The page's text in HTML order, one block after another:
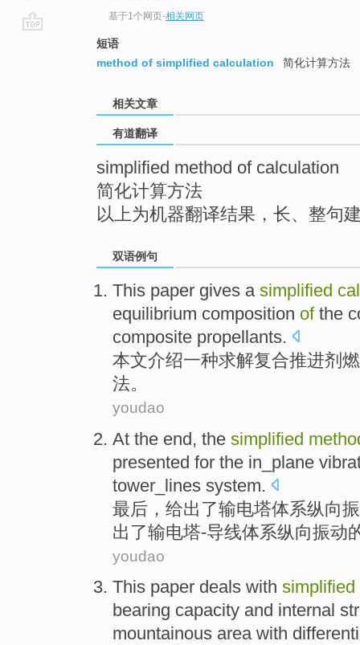
基于1个网页-相关网页
短语
method of simplified calculation
简化计算方法
相关文章
有道翻译
simplified method of calculation
简化计算方法
以上为机器翻译结果，长、整句
双语例句
This paper gives a simplified
equilibrium composition ofthe
composite propellants.
本文介绍一种求解复合推进剂
法。
youdao
At the end, the simplified
presented for the in_plane
tower_lines system.
最后 ， 给出 了输电塔体系纵向
出了输电塔-导线体系纵向振动
youdao
This paper deals with simplified
bearing capacity and internal
mountainous areawith